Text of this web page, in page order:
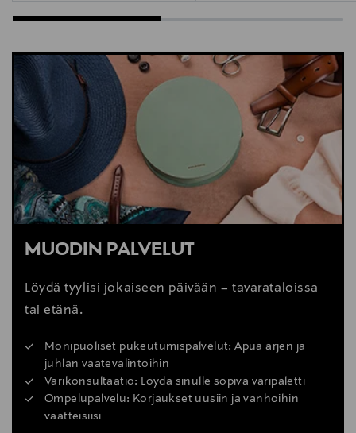
MUODIN PALVELUT
Löydä tyylisi jokaiseen päivään – tavarataloissa
tai etänä.
Monipuoliset pukeutumispalvelut: Apua arjen ja
juhlan vaatevalintoihin
Värikonsultaatio: Löydä sinulle sopiva väripaletti
Ompelupalvelu: Korjaukset uusiin ja vanhoihin
vaatteisiisi